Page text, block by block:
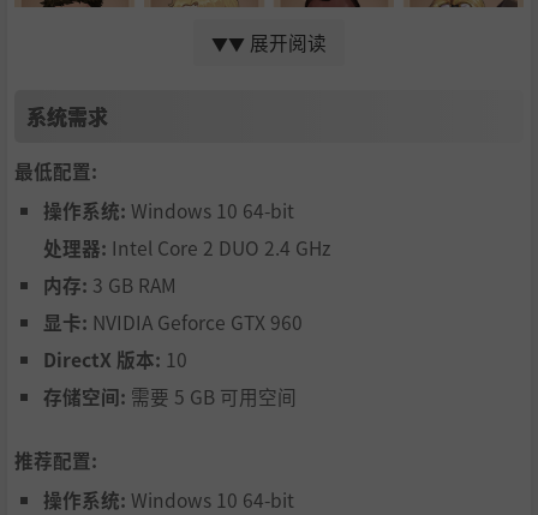
为您介绍让妹妹的世界变得更加多彩，具有魅力的NPC角
色。
▼▼ 展开阅读
系统需求
最低配置:
操作系统: Windows 10 64-bit
处理器: Intel Core 2 DUO 2.4 GHz
内存: 3 GB RAM
显卡: NVIDIA Geforce GTX 960
DirectX 版本: 10
存储空间: 需要 5 GB 可用空间
推荐配置:
操作系统: Windows 10 64-bit